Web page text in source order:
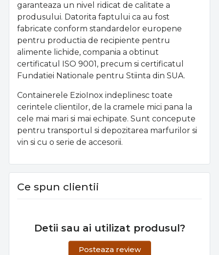
garanteaza un nivel ridicat de calitate a
produsului. Datorita faptului ca au fost
fabricate conform standardelor europene
pentru productia de recipiente pentru
alimente lichide, compania a obtinut
certificatul ISO 9001, precum si certificatul
Fundatiei Nationale pentru Stiinta din SUA.
Containerele EzioInox indeplinesc toate
cerintele clientilor, de la cramele mici pana la
cele mai mari si mai echipate. Sunt concepute
pentru transportul si depozitarea marfurilor si
vin si cu o serie de accesorii.
Ce spun clientii
Detii sau ai utilizat produsul?
Posteaza review